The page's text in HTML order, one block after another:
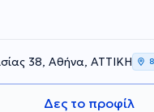
38, Αθήνα, ΑΤΤΙΚΗ
Δες το προφίλ